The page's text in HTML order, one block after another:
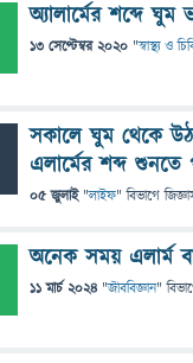
অ্যালার্মের শব্দে
13 সেপ্টেম্বর 2020 "স্বাস্থ্য ও
সকালে ঘুম থেকে
এলার্মের শব্দ
05 জুলাই "লাইফ" বিভাগে
অনেক সময় এলার্ম
11 মার্চ 2024 "জীববিজ্ঞান"